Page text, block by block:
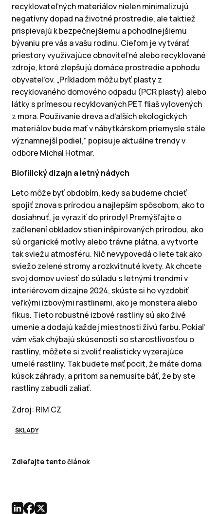
recyklovateľných materiálov nielen minimalizujú
negatívny dopad na životné prostredie, ale taktiež
prispievajú k bezpečnejšiemu a pohodlnejšiemu
bývaniu pre vás a vašu rodinu. Cieľom je vytvárať
priestory využívajúce obnoviteľné alebo recyklované
zdroje, ktoré zlepšujú domáce prostredie a pohodu
obyvateľov. „Príkladom môžu byť plasty z
recyklovaného domového odpadu (PCR plasty) alebo
látky s prímesou recyklovaných PET fliaš vylovených
z mora. Používanie dreva a ďalších ekologických
materiálov bude mať v nábytkárskom priemysle stále
významnejší podiel,“ popisuje aktuálne trendy v
odbore Michal Hotmar.
Biofilický dizajn a letný nádych
Leto môže byť obdobím, kedy sa budeme chcieť
spojiť znova s ​​prírodou a najlepším spôsobom, ako to
dosiahnuť, je vyraziť do prírody! Premýšľajte o
začlenení obkladov stien inšpirovaných prírodou, ako
sú organické motívy alebo trávne plátna, a vytvorte
tak sviežu atmosféru. Nič nevypovedá o lete tak ako
sviežo zelené stromy a rozkvitnuté kvety. Ak chcete
svoj domov uviesť do súladu s letnými trendmi v
interiérovom dizajne 2024, skúste si ho vyzdobiť
veľkými izbovými rastlinami, ako je monstera alebo
fikus. Tieto robustné izbové rastliny sú ako živé
umenie a dodajú každej miestnosti živú farbu. Pokiaľ
vám však chýbajú skúsenosti so starostlivosťou o
rastliny, môžete si zvoliť realisticky vyzerajúce
umelé rastliny. Tak budete mať pocit, že máte doma
kúsok záhrady, a pritom sa nemusíte báť, že by ste
rastliny zabudli zaliať.
Zdroj: RIM CZ
SKLADY
Zdieľajte tento článok